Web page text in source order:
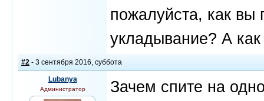
пожалуйста, как вы
укладывание? А
#2 - 3 сентября 2016, суббота
Lubanya
Администратор
Зачем спите на